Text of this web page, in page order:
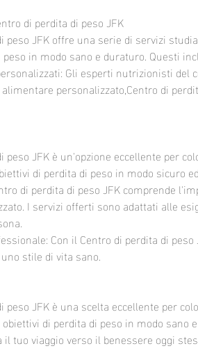
di perdita di peso JFK
peso JFK offre una serie di servizi
in modo sano e duraturo. Questi
Gli esperti nutrizionisti del
personalizzato,Centro di
peso JFK è un'opzione eccellente per
di perdita di peso in modo sicuro
di perdita di peso JFK comprende
I servizi offerti sono adattati alle
Con il Centro di perdita di
stile di vita sano.
peso JFK è una scelta eccellente per
di perdita di peso in modo sano
tuo viaggio verso il benessere oggi